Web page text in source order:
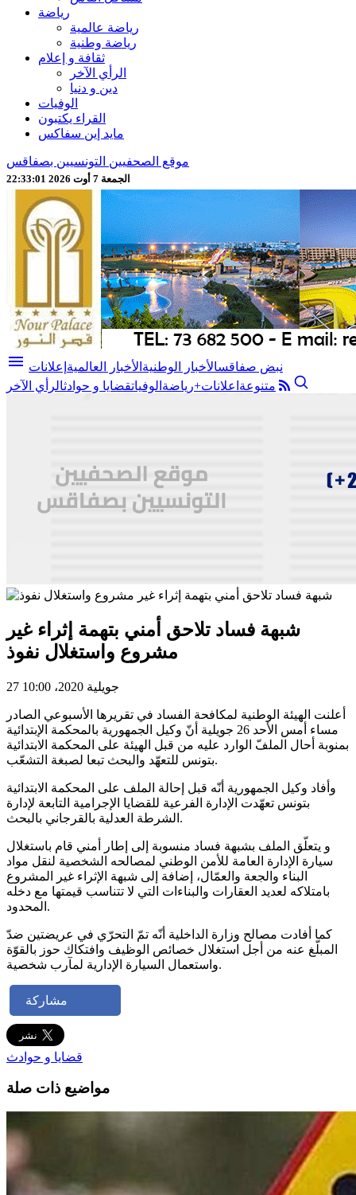
رياضة
رياضة عالمية
رياضة وطنية
ثقافة و إعلام
الرأي الآخر
دين و دنيا
الوفيات
القراء يكتبون
مايد إين سفاكس
موقع الصحفيين التونسيين بصفاقس
الجمعة 7 أوت 2026 22:33:03
menu نبض صفاقسالأخبار الوطنية الأخبار العالمية إعلانات
متنوعة اعلانات+رياضة الوفياتقضايا و حوادثالرأي الآخر
شبهة فساد تلاحق أمني بتهمة إثراء غير
مشروع واستغلال نفوذ
27 جويلية 2020، 10:00
أعلنت الهيئة الوطنية لمكافحة الفساد في تقريرها الأسبوعي الصادر
مساء أمس الأحد 26 جويلية أنّ وكيل الجمهورية بالمحكمة الإبتدائية
بمنوبة أحال الملفّ الوارد عليه من قبل الهيئة على المحكمة الابتدائية
بتونس للتعهّد والبحث تبعا لصبغة التشعّب.
وأفاد وكيل الجمهورية أنّه قبل إحالة الملف على المحكمة الابتدائية
بتونس تعهّدت الإدارة الفرعية للقضايا الإجرامية التابعة لإدارة
الشرطة العدلية بالقرجاني بالبحث.
و يتعلّق الملف بشبهة فساد منسوبة إلى إطار أمني قام باستغلال
سيارة الإدارة العامة للأمن الوطني لمصالحه الشخصية لنقل مواد
البناء والجعة والعمّال، إضافة إلى شبهة الإثراء غير المشروع
بامتلاكه لعديد العقارات والبناءات التي لا تتناسب قيمتها مع دخله
المحدود.
كما أفادت مصالح وزارة الداخلية أنّه تمّ التحرّي في عريضتين ضدّ
المبلّغ عنه من أجل استغلال خصائص الوظيف وافتكاك حوز بالقوّة
واستعمال السيارة الإدارية لمآرب شخصية.
مشاركة
قضايا و حوادث
مواضيع ذات صلة